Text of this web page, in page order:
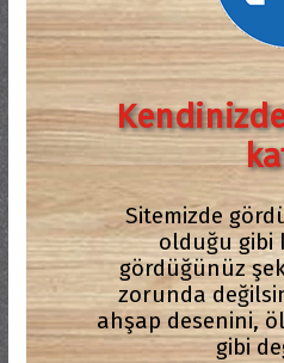
Sitemizde
olduğu gibi
gördüğünüz
zorunda
ahşap desenini,
gibi